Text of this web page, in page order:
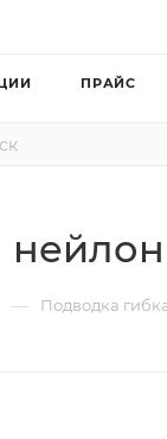
ПРАЙС
— Подводка